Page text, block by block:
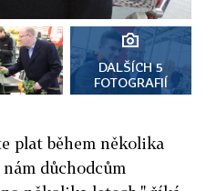
DALŠÍCH 5
FOTOGRAFIÍ
plat během několika
důchodcům